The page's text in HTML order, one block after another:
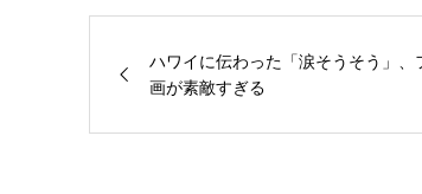
ハワイに伝わった「涙そうそう」、
画が素敵すぎる